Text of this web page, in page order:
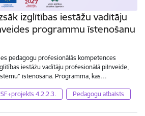
izglītības iestāžu vadītāju
programmu īstenošanu
pedagogu profesionālās kompetences
iestāžu vadītāju profesionālā pilnveide,
īstenošana. Programma, kas…
4.2.2.3. Pedagogu atbalsts